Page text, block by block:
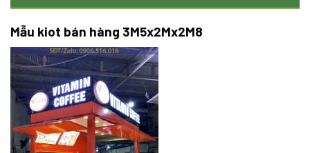
Mẫu kiot bán hàng 3M5x2Mx2M8